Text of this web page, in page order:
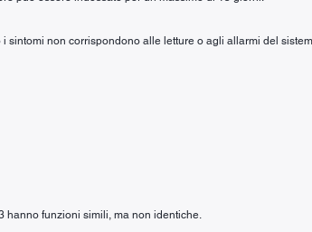
non corrispondono alle letture o agli allarmi del
hanno funzioni simili, ma non identiche.